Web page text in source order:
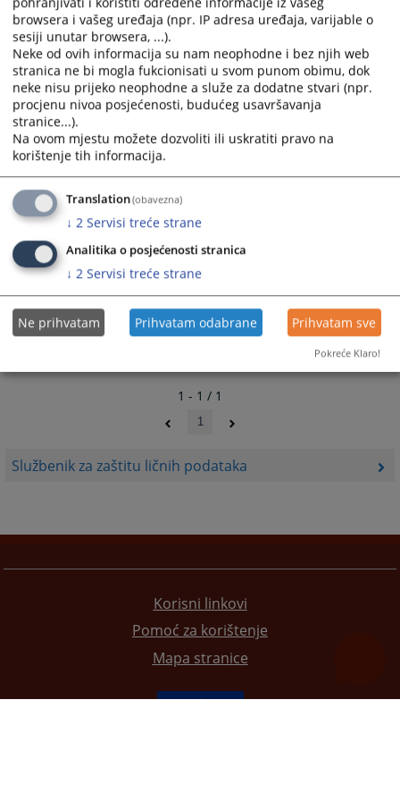
Službenik za zaštitu ličnih podataka
calendar
and
select
a
date.
Press
the
question
mark
key
to
the
keyboard
shortcuts
for
changing
calendar
and
select
a
date.
Press
the
question
mark
key
to
get
the
keyboard
shortcuts
for
changing
06.03.2026.
1 - 1 / 1
1
Korisni linkovi
Pomoć za korištenje
Mapa stranice
browsera i vašeg uređaja (npr. IP adresa uređaja, varijable o
sesiji unutar browsera, ...).
Neke od ovih informacija su nam neophodne i bez njih web
stranica ne bi mogla fukcionisati u svom punom obimu, dok
neke nisu prijeko neophodne a služe za dodatne stvari (npr.
procjenu nivoa posjećenosti, budućeg usavršavanja
stranice...).
Na ovom mjestu možete dozvoliti ili uskratiti pravo na
korištenje tih informacija.
Translation(obavezna)
↓ 2 Servisi treće strane
Analitika o posjećenosti stranica
↓ 2 Servisi treće strane
Ne prihvatam Prihvatam odabrane Prihvatam sve
Pokreće Klaro!